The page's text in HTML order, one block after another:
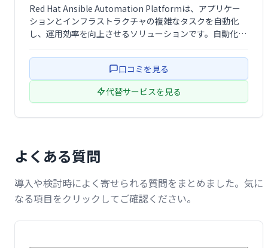
Red Hat Ansible Automation Platformは、アプリケー
ションとインフラストラクチャの複雑なタスクを自動化
し、運用効率を向上させるソリューションです。自動化に
業のビジネス俊敏性を高めます。運用改善を目指す企業に
口コミを見る
代替サービスを見る
よくある質問
導入や検討時によく寄せられる質問をまとめました。気に
なる項目をクリックしてご確認ください。